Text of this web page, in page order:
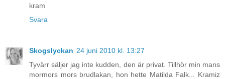
kram
Svara
Skogslyckan 24 juni 2010 kl. 13:27
Tyvärr säljer jag inte kudden, den är privat. Tillhör min mans
mormors mors brudlakan, hon hette Matilda Falk... Kramiz